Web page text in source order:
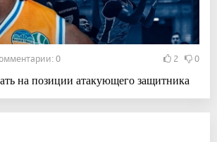
0 2 0
на позиции атакующего защитника